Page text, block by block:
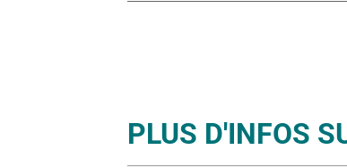
PLUS D'INFOS